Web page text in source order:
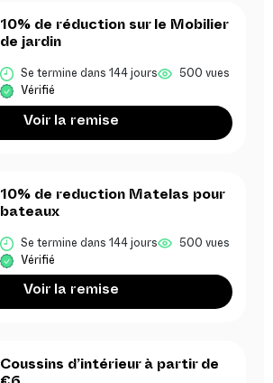
10% de réduction sur le Mobilier
de jardin
Se termine dans 144 jours 500 vues
Vérifié
Voir la remise
10% de reduction Matelas pour
bateaux
Se termine dans 144 jours 500 vues
Vérifié
Voir la remise
Coussins d’intérieur à partir de